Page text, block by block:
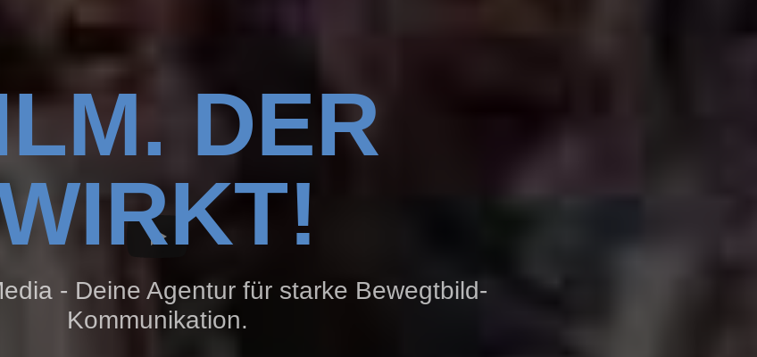
DER
- Deine Agentur für starke Bewegtbild-
Kommunikation.